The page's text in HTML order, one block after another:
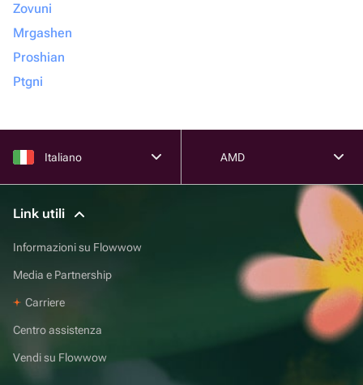
Zovuni
Mrgashen
Proshian
Ptgni
Italiano AMD
Link utili
Informazioni su Flowwow
Media e Partnership
Carriere
Centro assistenza
Vendi su Flowwow